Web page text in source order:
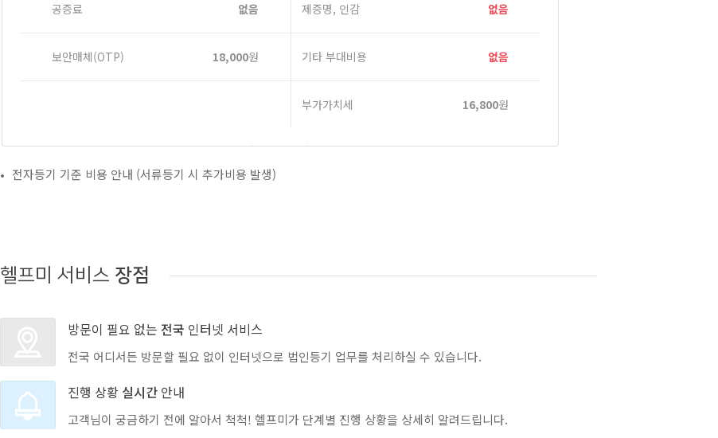
공증료 없음
보안매체(OTP) 18,000원
제증명, 인감 없음
기타 부대비용 없음
부가가치세 16,800원
전자등기 기준 비용 안내 (서류등기 시 추가비용 발생)
헬프미 서비스 장점
방문이 필요 없는 전국 인터넷 서비스
전국 어디서든 방문할 필요 없이 인터넷으로 법인등기 업무를 처리하실 수 있습니다.
진행 상황 실시간 안내
고객님이 궁금하기 전에 알아서 척척! 헬프미가 단계별 진행 상황을 상세히 알려드립니다.